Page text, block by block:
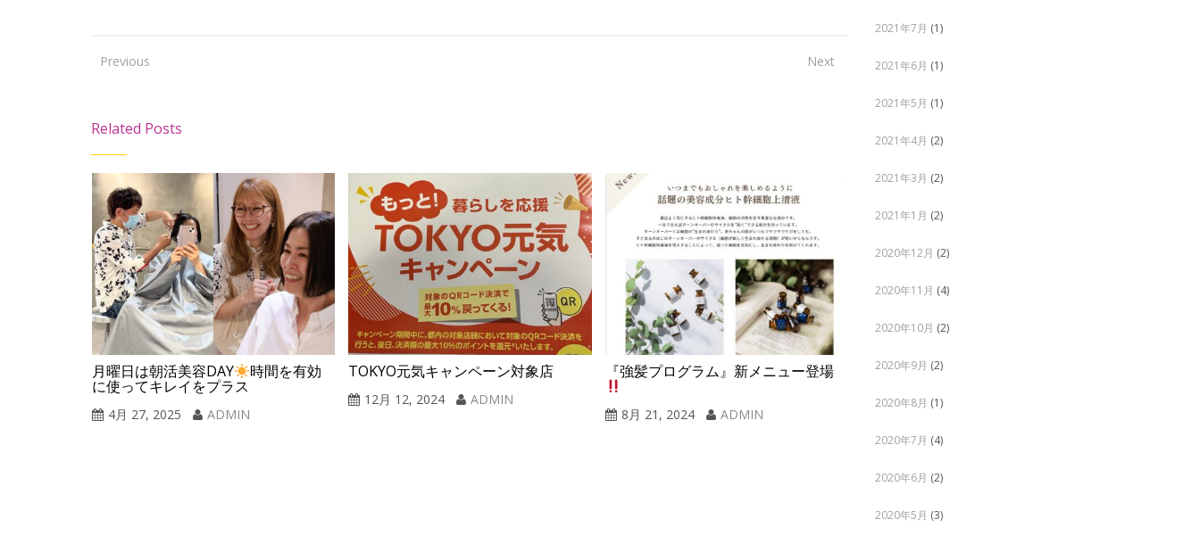
Previous Next
Related Posts
月曜日は朝活美容DAY 時間を有効
に使ってキレイをプラス
4月 27, 2025 ADMIN
TOKYO元気キャンペーン対象店
12月 12, 2024 ADMIN
『強髪プログラム』新メニュー登場
8月 21, 2024 ADMIN
2024年成人式を終えて本年も無事ス
1月 15, 2024
2021年7月 (1)
2021年6月 (1)
2021年5月 (1)
2021年4月 (2)
2021年3月 (2)
2021年1月 (2)
2020年12月 (2)
2020年11月 (4)
2020年10月 (2)
2020年9月 (2)
2020年8月 (1)
2020年7月 (4)
2020年6月 (2)
2020年5月 (3)